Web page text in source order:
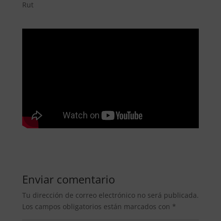
Rut
Enviar comentario
Tu dirección de correo electrónico no será publicada.
Los campos obligatorios están marcados con *